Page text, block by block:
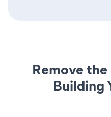
Remove
Building